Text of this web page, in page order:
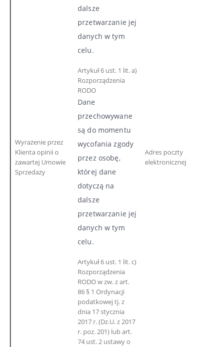
dalsze
przetwarzanie jej
danych w tym
celu.
Wyrażenie przez
Klienta opinii o
zawartej Umowie
Sprzedaży
Artykuł 6 ust. 1 lit. a)
Rozporządzenia
RODO
Dane
przechowywane
są do momentu
wycofania zgody
przez osobę,
której dane
dotyczą na
dalsze
przetwarzanie jej
danych w tym
celu.
Adres poczty
elektronicznej
Artykuł 6 ust. 1 lit. c)
Rozporządzenia
RODO w zw. z art.
86 § 1 Ordynacji
podatkowej tj. z
dnia 17 stycznia
2017 r. (Dz.U. z 2017
r. poz. 201) lub art.
74 ust. 2 ustawy o